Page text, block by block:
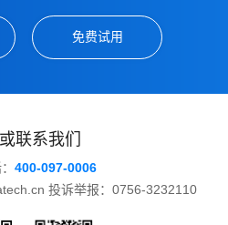
免费试用
联系我们
400-097-0006
投诉举报：0756-3232110